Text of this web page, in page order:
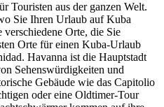
Touristen aus der ganzen Welt.
Sie Ihren Urlaub auf Kuba
Orte, die Sie
Orte für einen Kuba-Urlaub
Havanna ist die Hauptstadt
Sehenswürdigkeiten und
Gebäude wie das Capitolio
oder eine Oldtimer-Tour